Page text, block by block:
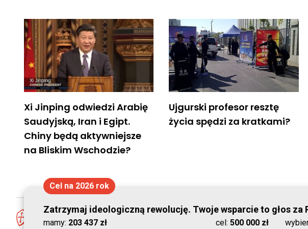
Xi Jinping odwiedzi Arabię
Saudyjską, Iran i Egipt.
Chiny będą aktywniejsze
na Bliskim Wschodzie?
Ujgurski profesor resztę
życia spędzi za kratkami?
Cel na 2026 rok
Zatrzymaj ideologiczną rewolucję. Twoje wsparcie to głos za
mamy: 203 437 zł cel: 500 000 zł